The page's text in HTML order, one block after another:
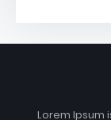
Lorem Ipsum